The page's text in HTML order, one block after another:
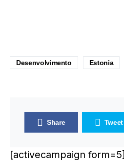
Desenvolvimento Estonia
Share Tweet
[activecampaign form=5]